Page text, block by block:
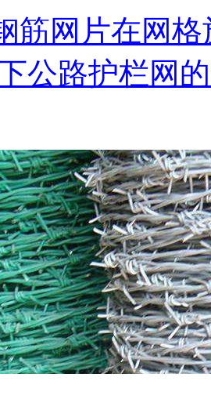
筋网片在网
公路护栏网